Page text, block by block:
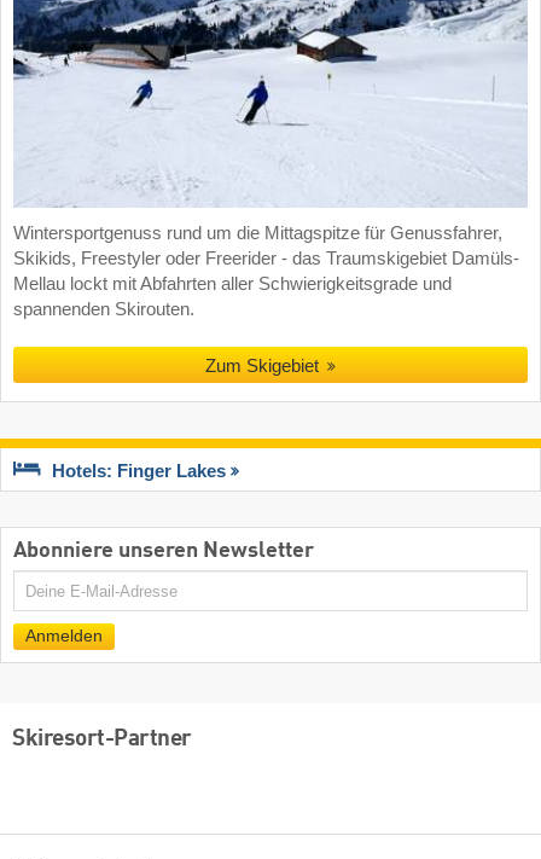
Wintersportgenuss rund um die Mittagspitze für Genussfahrer,
Skikids, Freestyler oder Freerider - das Traumskigebiet Damüls-
Mellau lockt mit Abfahrten aller Schwierigkeitsgrade und
spannenden Skirouten.
Zum Skigebiet
Hotels: Finger Lakes
Abonniere unseren Newsletter
E-
Anmelden
Skiresort-Partner